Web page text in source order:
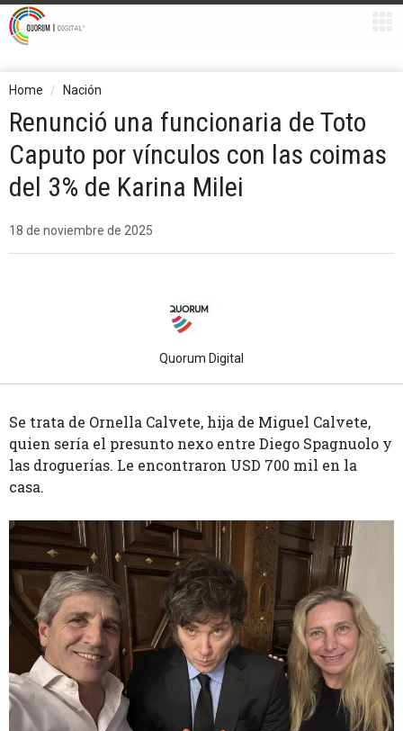
Home Nación
Renunció una funcionaria de Toto
Caputo por vínculos con las coimas
del 3% de Karina Milei
18 de noviembre de 2025
Quorum Digital
Se trata de Ornella Calvete, hija de Miguel Calvete,
quien sería el presunto nexo entre Diego Spagnuolo y
las droguerías. Le encontraron USD 700 mil en la
casa.